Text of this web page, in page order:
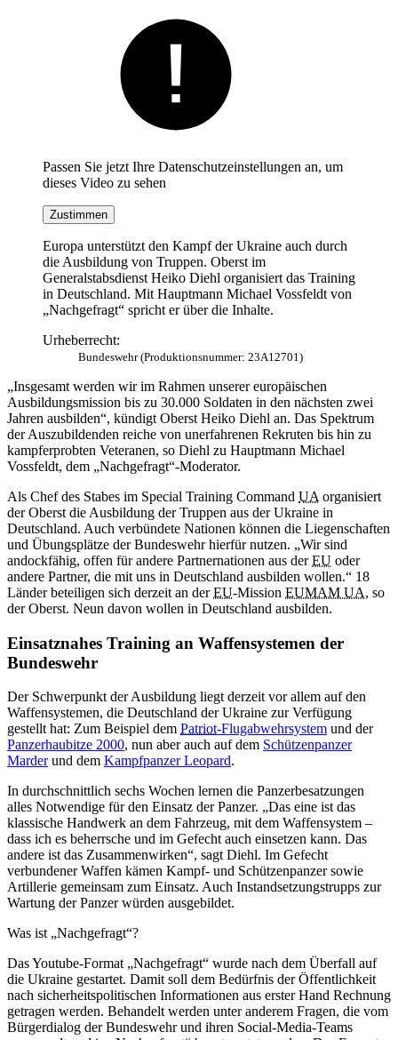
Passen Sie jetzt Ihre Datenschutzeinstellungen an, um
dieses Video zu sehen
Zustimmen
Europa unterstützt den Kampf der Ukraine auch durch
die Ausbildung von Truppen. Oberst im
Generalstabsdienst Heiko Diehl organisiert das Training
in Deutschland. Mit Hauptmann Michael Vossfeldt von
„Nachgefragt“ spricht er über die Inhalte.
Urheberrecht:
Bundeswehr (Produktionsnummer: 23A12701)
„Insgesamt werden wir im Rahmen unserer europäischen
Ausbildungsmission bis zu 30.000 Soldaten in den nächsten zwei
Jahren ausbilden“, kündigt Oberst Heiko Diehl an. Das Spektrum
der Auszubildenden reiche von unerfahrenen Rekruten bis hin zu
kampferprobten Veteranen, so Diehl zu Hauptmann Michael
Vossfeldt, dem „Nachgefragt“-Moderator.
Als Chef des Stabes im Special Training Command UA organisiert
der Oberst die Ausbildung der Truppen aus der Ukraine in
Deutschland. Auch verbündete Nationen können die Liegenschaften
und Übungsplätze der Bundeswehr hierfür nutzen. „Wir sind
andockfähig, offen für andere Partnernationen aus derEU oder
andere Partner, die mit uns in Deutschland ausbilden wollen.“ 18
Länder beteiligen sich derzeit an derEU-Mission EUMAM UA, so
der Oberst. Neun davon wollen in Deutschland ausbilden.
Einsatznahes Training an Waffensystemen der
Bundeswehr
Der Schwerpunkt der Ausbildung liegt derzeit vor allem auf den
Waffensystemen, die Deutschland der Ukraine zur Verfügung
gestellt hat: Zum Beispiel dem Patriot-Flugabwehrsystem und der
Panzerhaubitze 2000, nun aber auch auf dem Schützenpanzer
Marderund dem Kampfpanzer Leopard.
In durchschnittlich sechs Wochen lernen die Panzerbesatzungen
alles Notwendige für den Einsatz der Panzer. „Das eine ist das
klassische Handwerk an dem Fahrzeug, mit dem Waffensystem –
dass ich es beherrsche und im Gefecht auch einsetzen kann. Das
andere ist das Zusammenwirken“, sagt Diehl. Im Gefecht
verbundener Waffen kämen Kampf- und Schützenpanzer sowie
Artillerie gemeinsam zum Einsatz. Auch Instandsetzungstrupps zur
Wartung der Panzer würden ausgebildet.
Was ist „Nachgefragt“?
Das Youtube-Format „Nachgefragt“ wurde nach dem Überfall auf
die Ukraine gestartet. Damit soll dem Bedürfnis der Öffentlichkeit
nach sicherheitspolitischen Informationen aus erster Hand Rechnung
getragen werden. Behandelt werden unter anderem Fragen, die vom
Bürgerdialog der Bundeswehr und ihren Social-Media-Teams